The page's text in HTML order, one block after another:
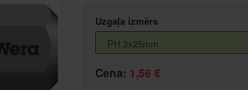
Uzgaļa izmērs
Cena: 1,56 €